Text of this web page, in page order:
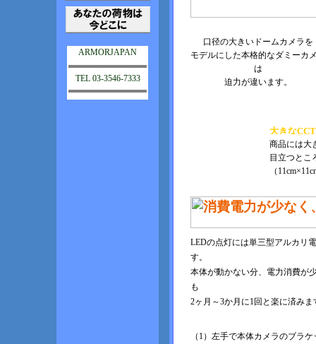
ARMORJAPAN
TEL 03-3546-7333
口径の大きいドームカメラを
モデルにした本格的なダミーカ
は
迫力が違います。
商品には大
目立つとこ
（
LEDの点灯には単三型アルカリ
す。
本体が動かない分、電力消費が
も
2ヶ月～3か月に1回と楽に済みま
（1）左手で本体カメラのブラ